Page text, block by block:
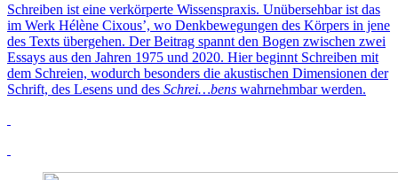
Schreiben ist eine verkörperte Wissenspraxis. Unübersehbar ist das
im Werk Hélène Cixous’, wo Denkbewegungen des Körpers in jene
des Texts übergehen. Der Beitrag spannt den Bogen zwischen zwei
Essays aus den Jahren 1975 und 2020. Hier beginnt Schreiben mit
dem Schreien, wodurch besonders die akustischen Dimensionen der
Schrift, des Lesens und des Schrei…bens wahrnehmbar werden.